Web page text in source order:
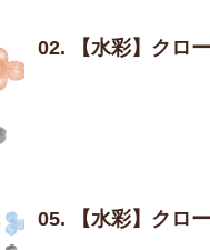
02. 【水彩】クロ
05. 【水彩】クロ